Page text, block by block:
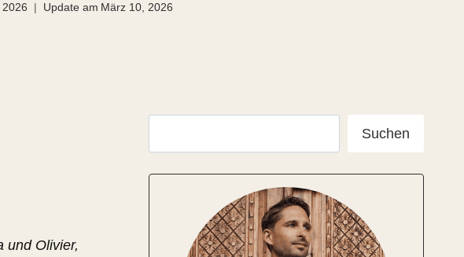
Update am März 10, 2026
und Olivier,
Suchen